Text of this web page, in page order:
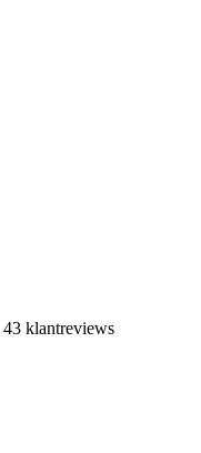
43 klantreviews